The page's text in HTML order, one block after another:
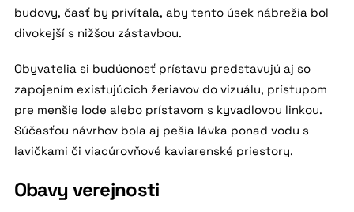
budovy, časť by privítala, aby tento úsek nábrežia bol
divokejší s nižšou zástavbou.
Obyvatelia si budúcnosť prístavu predstavujú aj so
zapojením existujúcich žeriavov do vizuálu, prístupom
pre menšie lode alebo prístavom s kyvadlovou linkou.
Súčasťou návrhov bola aj pešia lávka ponad vodu s
lavičkami či viacúrovňové kaviarenské priestory.
Obavy verejnosti